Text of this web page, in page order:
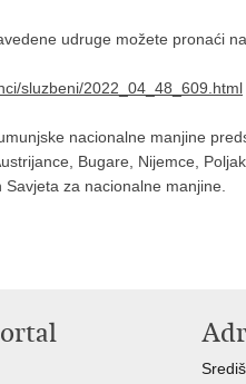
udruge možete pronaći
sluzbeni/2022_04_48_609.html
nacionalne manjine
Bugare, Nijemce,
za nacionalne manjine.